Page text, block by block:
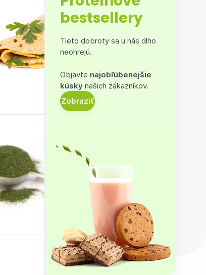
bestsellery
Tieto dobroty sa u nás dlho
neohrejú.
Objavte najobľúbenejšie
kúsky našich zákazníkov.
Zobraziť